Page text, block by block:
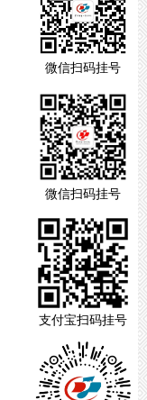
微信扫码挂号
微信扫码挂号
支付宝扫码挂号